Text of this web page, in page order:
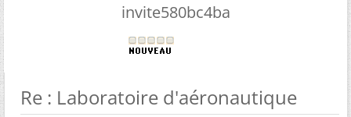
invite580bc4ba
Re : Laboratoire d'aéronautique